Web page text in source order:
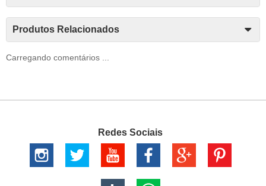
Produtos Relacionados
Carregando comentários ...
Redes Sociais